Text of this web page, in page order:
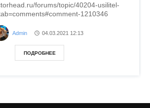
forums/topic/40204-usilitel-
1210346
Admin 04.03.2021 12:13
ПОДРОБНЕЕ